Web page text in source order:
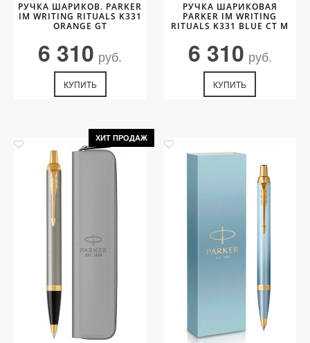
РУЧКА ШАРИКОВ. PARKER
IM WRITING RITUALS K331
ORANGE GT
6 310 руб.
КУПИТЬ
РУЧКА ШАРИКОВАЯ
PARKER IM WRITING
RITUALS K331 BLUE CT M
6 310 руб.
КУПИТЬ
ХИТ ПРОДАЖ